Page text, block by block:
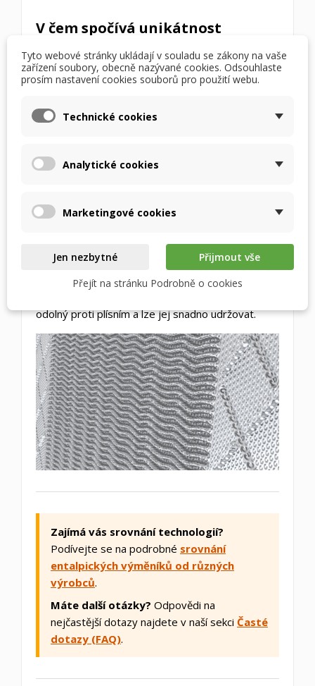
V čem spočívá unikátnost
MateriálMetalpicje inovativní sendvičová
struktura vyvinutá českou společností Recutech.
tahokovu, který slouží jako robustní nosná
iontovýměnná membrána
extrémně tenká, což dramaticky zlepšuje přenos
zvětší se teplosměnná plocha, což vede k
bezkonkurenčním parametrům rekuperace v
jednotkáchAERIS 450/550. Na rozdíl od
odolný proti plísním a lze jej snadno udržovat.
Zajímá vás srovnání technologií?
Podívejte se na podrobné srovnání
entalpických výměníků od různých
výrobců.
Máte další otázky? Odpovědi na
nejčastější dotazy najdete v naší sekci Časté
dotazy (FAQ).
Tyto webové stránky ukládají v souladu se zákony na vaše
zařízení soubory, obecně nazývané cookies. Odsouhlaste
prosím nastavení cookies souborů pro použití webu.
Technické cookies
Analytické cookies
Marketingové cookies
Jen nezbytné
Přijmout vše
Přejít na stránku Podrobně o cookies